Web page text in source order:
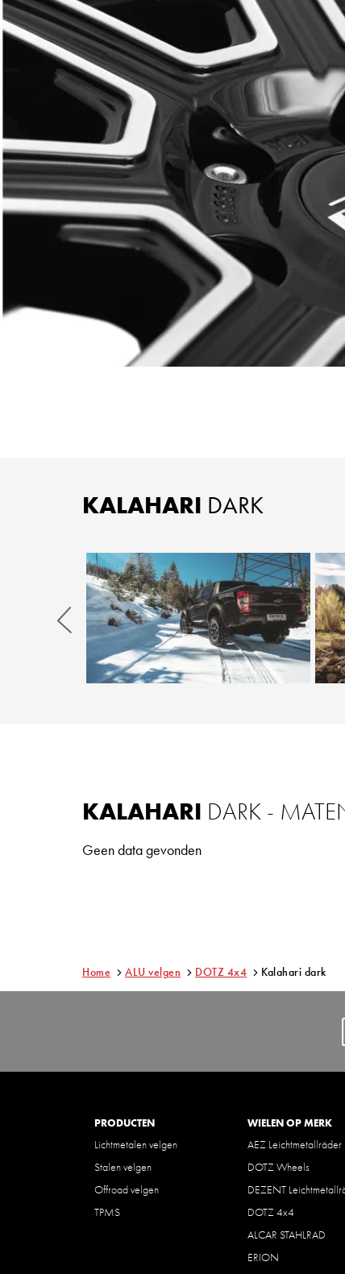
KALAHARI DARK
Zurück
KALAHARI DARK -
Geen data gevonden
Home ALU velgen DOTZ 4x4 Kalahari dark
PRODUCTEN
Lichtmetalen velgen
Stalen velgen
Offroad velgen
TPMS
WIELEN OP MERK
AEZ Leichtmetallräder
DOTZ Wheels
DEZENT
DOTZ 4x4
ALCAR STAHLRAD
ERION